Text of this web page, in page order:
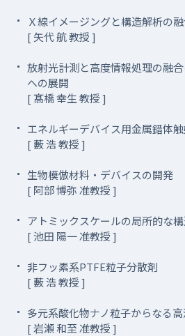
Ｘ線イメージングと構造解析の
[ 矢代 航 教授 ]
放射光計測と高度情報処理の融
への展開
[ 髙橋 幸生 教授 ]
エネルギーデバイス用金属錯体
[ 藪 浩 教授 ]
生物模倣材料・デバイスの開発
[ 阿部 博弥 准教授 ]
アトミックスケールの局所的な
[ 池田 陽一 准教授 ]
非フッ素系PTFE粒子分散剤
[ 藪 浩 教授 ]
多元系酸化物ナノ粒子からなる
[ 岩瀬 和至 准教授 ]